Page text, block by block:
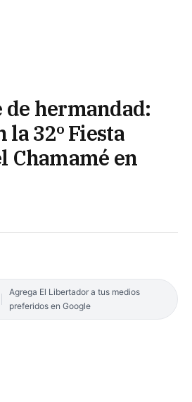
de hermandad:
32º Fiesta
Chamamé en
Agrega El Libertador a tus medios
preferidos en Google